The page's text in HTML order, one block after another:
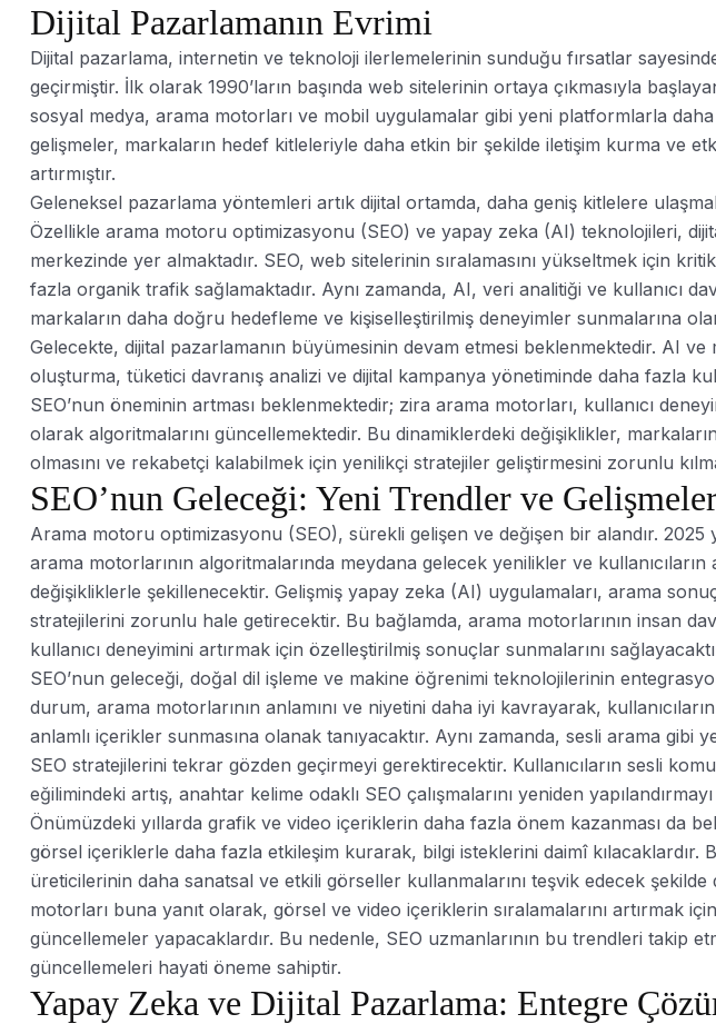
Dijital Pazarlamanın Evrimi
Dijital pazarlama, internetin ve teknoloji ilerlemelerinin sunduğu fırsatlar
geçirmiştir. İlk olarak 1990’ların başında web sitelerinin ortaya çıkmasıyla
sosyal medya, arama motorları ve mobil uygulamalar gibi yeni platformlarla
gelişmeler, markaların hedef kitleleriyle daha etkin bir şekilde iletişim kurma ve
artırmıştır.
Geleneksel pazarlama yöntemleri artık dijital ortamda, daha geniş kitlelere
Özellikle arama motoru optimizasyonu (SEO) ve yapay zeka (AI) teknolojileri,
merkezinde yer almaktadır. SEO, web sitelerinin sıralamasını yükseltmek için
fazla organik trafik sağlamaktadır. Aynı zamanda, AI, veri analitiği ve kullanıcı
markaların daha doğru hedefleme ve kişiselleştirilmiş deneyimler sunmalarına
Gelecekte, dijital pazarlamanın büyümesinin devam etmesi beklenmektedir. AI
oluşturma, tüketici davranış analizi ve dijital kampanya yönetiminde daha fazla
SEO’nun öneminin artması beklenmektedir; zira arama motorları, kullanıcı
olarak algoritmalarını güncellemektedir. Bu dinamiklerdeki değişiklikler,
olmasını ve rekabetçi kalabilmek için yenilikçi stratejiler geliştirmesini zorunlu
SEO’nun Geleceği: Yeni Trendler ve
Arama motoru optimizasyonu (SEO), sürekli gelişen ve değişen bir alandır. 2025
arama motorlarının algoritmalarında meydana gelecek yenilikler ve kullanıcıların
değişikliklerle şekillenecektir. Gelişmiş yapay zeka (AI) uygulamaları, arama
stratejilerini zorunlu hale getirecektir. Bu bağlamda, arama motorlarının insan
kullanıcı deneyimini artırmak için özelleştirilmiş sonuçlar sunmalarını
SEO’nun geleceği, doğal dil işleme ve makine öğrenimi teknolojilerinin
durum, arama motorlarının anlamını ve niyetini daha iyi kavrayarak,
anlamlı içerikler sunmasına olanak tanıyacaktır. Aynı zamanda, sesli arama gibi
SEO stratejilerini tekrar gözden geçirmeyi gerektirecektir. Kullanıcıların sesli
eğilimindeki artış, anahtar kelime odaklı SEO çalışmalarını yeniden
Önümüzdeki yıllarda grafik ve video içeriklerin daha fazla önem kazanması da
görsel içeriklerle daha fazla etkileşim kurarak, bilgi isteklerini daimî kılacaklardır.
üreticilerinin daha sanatsal ve etkili görseller kullanmalarını teşvik edecek
motorları buna yanıt olarak, görsel ve video içeriklerin sıralamalarını artırmak
güncellemeler yapacaklardır. Bu nedenle, SEO uzmanlarının bu trendleri takip
güncellemeleri hayati öneme sahiptir.
Yapay Zeka ve Dijital Pazarlama: Entegre